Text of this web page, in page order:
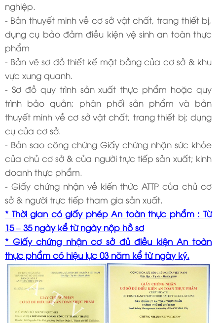
nghiệp.
- Bản thuyết minh về cơ sở vật chất, trang thiết bị,
dụng cụ bảo đảm điều kiện vệ sinh an toàn thực
phẩm
- Bản vẽ sơ đồ thiết kế mặt bằng của cơ sở & khu
vực xung quanh.
- Sơ đồ quy trình sản xuất thực phẩm hoặc quy
trình bảo quản; phân phối sản phẩm và bản
thuyết minh về cơ sở vật chất; trang thiết bị; dụng
cụ của cơ sở.
- Bản sao công chứng Giấy chứng nhận sức khỏe
của chủ cơ sở & của người trực tiếp sản xuất; kinh
doanh thực phẩm.
- Giấy chứng nhận về kiến thức ATTP của chủ cơ
sở & người trực tiếp tham gia sản xuất.
* Thời gian có giấy phép An toàn thực phẩm : Từ
15 – 35 ngày kể từ ngày nộp hồ sơ
* Giấy chứng nhận cơ sở đủ điều kiện An toàn
thực phẩm có hiệu lực 03 năm kể từ ngày ký.